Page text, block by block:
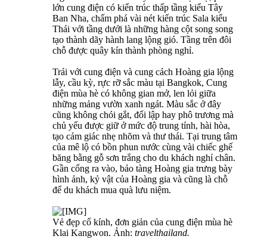
lớn cung điện có kiến trúc thấp tầng kiểu Tây
Ban Nha, chấm phá vài nét kiến trúc Sala kiểu
Thái với tầng dưới là những hàng cột song song
tạo thành dãy hành lang lộng gió. Tầng trên đôi
chỗ được quây kín thành phòng nghỉ.
Trái với cung điện và cung cách Hoàng gia lộng
lẫy, cầu kỳ, rực rỡ sắc màu tại Bangkok, Cung
điện mùa hè có không gian mở, len lỏi giữa
những mảng vườn xanh ngát. Màu sắc ở đây
cũng không chói gắt, đối lập hay phô trương mà
chủ yếu được giữ ở mức độ trung tính, hài hòa,
tạo cảm giác nhẹ nhõm và thư thái. Tại trung tâm
của mê lộ có bồn phun nước cùng vài chiếc ghế
băng bằng gỗ sơn trắng cho du khách nghỉ chân.
Gần cổng ra vào, bảo tàng Hoàng gia trưng bày
hình ảnh, kỷ vật của Hoàng gia và cũng là chỗ
để du khách mua quà lưu niệm.
Vẻ đẹp cổ kính, đơn giản của cung điện mùa hè
Klai Kangwon. Ảnh: travelthailand.